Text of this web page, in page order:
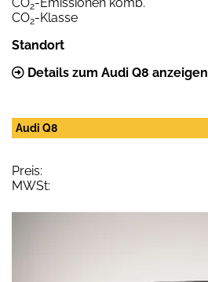
2
CO2-Klasse
Standort
Details zum Audi Q8 anzeigen
Audi Q8
Preis:
MWSt: